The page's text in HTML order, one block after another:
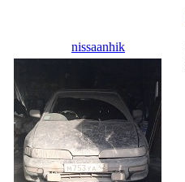
nissaanhik